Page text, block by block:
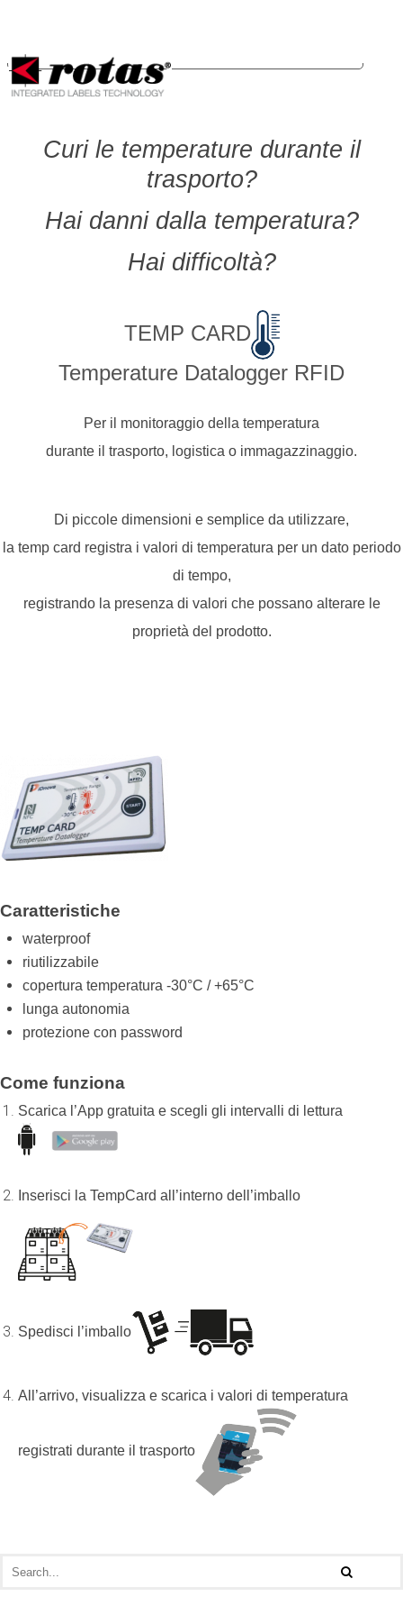
Temp Card
Curi le temperature durante il
trasporto?
Hai danni dalla temperatura?
Hai difficoltà?
TEMP CARD
Temperature Datalogger RFID
Per il monitoraggio della temperatura
durante il trasporto, logistica o immagazzinaggio.
Di piccole dimensioni e semplice da utilizzare,
la temp card registra i valori di temperatura per un dato periodo
di tempo,
registrando la presenza di valori che possano alterare le
proprietà del prodotto.
Caratteristiche
waterproof
riutilizzabile
copertura temperatura -30°C / +65°C
lunga autonomia
protezione con password
Come funziona
Scarica l’App gratuita e scegli gli intervalli di lettura
Inserisci la TempCard all’interno dell’imballo
Spedisci l’imballo
All’arrivo, visualizza e scarica i valori di temperatura
registrati durante il trasporto
Informativa sulla raccolta